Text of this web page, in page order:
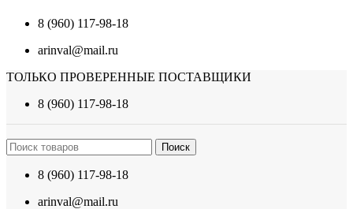
8 (960) 117-98-18
arinval@mail.ru
ТОЛЬКО ПРОВЕРЕННЫЕ ПОСТАВЩИКИ
8 (960) 117-98-18
Поиск
8 (960) 117-98-18
arinval@mail.ru